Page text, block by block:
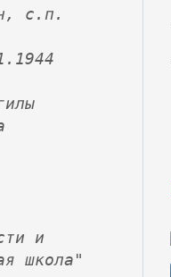
я
с
л
н, с.п.
и
школа"